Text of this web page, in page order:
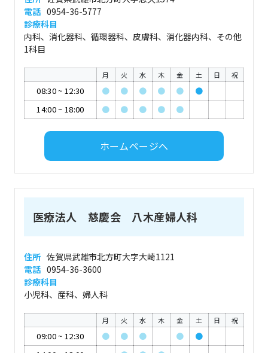
電話 0954-36-5777
診療科目
内科、消化器科、循環器科、皮膚科、消化器内科、その他
1科目
月 火 水 木 金 土 日 祝
08:30~ 12:30 ● ● ● ● ●
●
14:00~ 18:00 ● ● ● ● ●
ホームページへ
医療法人 慈慶会 八木産婦人科
住所 佐賀県武雄市北方町大字大崎1121
電話 0954-36-3600
診療科目
小児科、産科、婦人科
月 火 水 木 金 土 日 祝
09:00~ 12:30 ● ● ● ●
●